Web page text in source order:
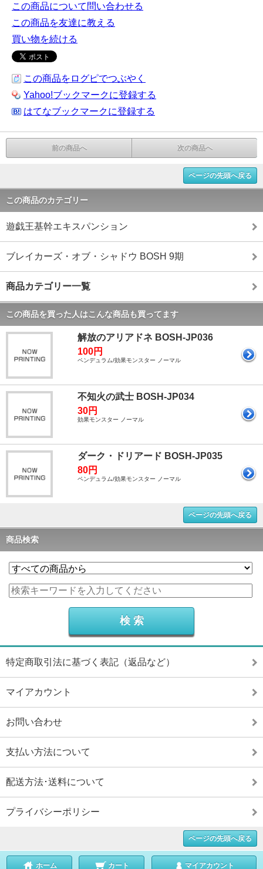
この商品について問い合わせる
この商品を友達に教える
買い物を続ける
この商品をログピでつぶやく
Yahoo!ブックマークに登録する
はてなブックマークに登録する
前の商品へ 次の商品へ
ページの先頭へ戻る
この商品のカテゴリー
遊戯王基幹エキスパンション
ブレイカーズ・オブ・シャドウ BOSH 9期
商品カテゴリー一覧
この商品を買った人はこんな商品も買ってます
解放のアリアドネ BOSH-JP036
100円
ペンデュラム/効果モンスター ノーマル
不知火の武士 BOSH-JP034
30円
効果モンスター ノーマル
ダーク・ドリアード BOSH-JP035
80円
ペンデュラム/効果モンスター ノーマル
ページの先頭へ戻る
商品検索
特定商取引法に基づく表記（返品など）
マイアカウント
お問い合わせ
支払い方法について
配送方法･送料について
プライバシーポリシー
ページの先頭へ戻る
ホーム カート マイアカウント